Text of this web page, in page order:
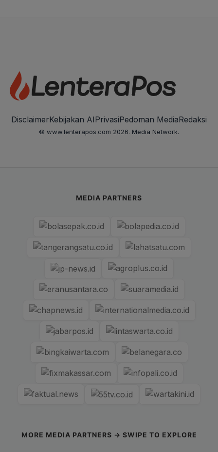
DisclaimerKebijakan AIPrivasiPedoman MediaRedaksi
© www.lenterapos.com 2026. Media Network.
MEDIA PARTNERS
MORE MEDIA PARTNERS → SWIPE TO EXPLORE